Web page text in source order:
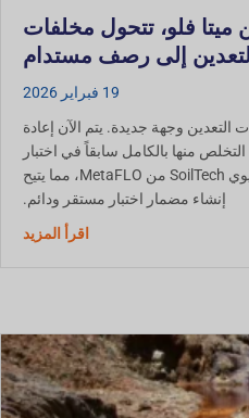
فلو، تتحول مخلفات
إلى رصف مستدام
وجهة جديدة. يتم الآن إعادة
منها بالكامل سابقاً في اختبار
تجريبي باستخدام البوليمر الحيوي SoilTech من MetaFLO، مما يتيح
إنشاء مضمار اختبار مستقر ودائم.
اقرأ المزيدمع